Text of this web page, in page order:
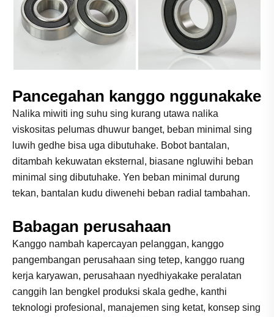
Pancegahan kanggo nggunakake
Nalika miwiti ing suhu sing kurang utawa nalika
viskositas pelumas dhuwur banget, beban minimal sing
luwih gedhe bisa uga dibutuhake. Bobot bantalan,
ditambah kekuwatan eksternal, biasane ngluwihi beban
minimal sing dibutuhake. Yen beban minimal durung
tekan, bantalan kudu diwenehi beban radial tambahan.
Babagan perusahaan
Kanggo nambah kapercayan pelanggan, kanggo
pangembangan perusahaan sing tetep, kanggo ruang
kerja karyawan, perusahaan nyedhiyakake peralatan
canggih lan bengkel produksi skala gedhe, kanthi
teknologi profesional, manajemen sing ketat, konsep sing